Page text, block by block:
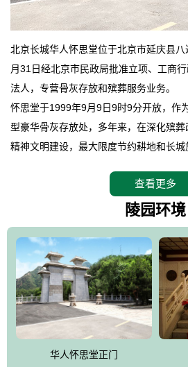
北京长城华人怀思堂位于北京市延庆县
月31日经北京市民政局批准立项、工商
法人，专营骨灰存放和殡葬服务业务。
怀思堂于1999年9月9日9时9分开放，作
型豪华骨灰存放处，多年来，在深化殡
精神文明建设，最大限度节约耕地和长
怀思堂辖区面积15万平方米，整体建筑
筑有：怀思堂豪华墓室、礼祭大厅、随缘
仲、无字碑、香灯等。典型的仿秦、汉
顶，朱砂红的门、窗、柱、墙，汉白玉
铺成的路面和台阶，洒落其间的花卉、
气势宏伟、古朴端庄、别具一格。怀思
术描绘的抽象派创意绘画，大环境中的
境的绘画中的河流、山川、彩云、明月
伴，与祖宗同眠，他（她）们的思想与品
查看更多
陵园环境
华人怀思堂正门